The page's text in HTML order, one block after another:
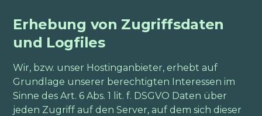
Erhebung von Zugriffsdaten
und Logfiles
Wir, bzw. unser Hostinganbieter, erhebt auf
Grundlage unserer berechtigten Interessen im
Sinne des Art. 6 Abs. 1 lit. f. DSGVO Daten über
jeden Zugriff auf den Server, auf dem sich dieser